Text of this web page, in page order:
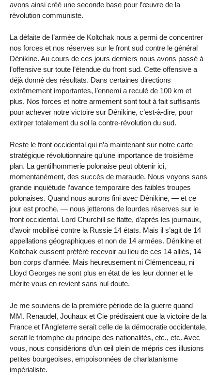
avons ainsi créé une seconde base pour l’œuvre de la
révolution communiste.
La défaite de l’armée de Koltchak nous a permi de concentrer
nos forces et nos réserves sur le front sud contre le général
Dénikine. Au cours de ces jours derniers nous avons passé à
l’offensive sur toute l’étendue du front sud. Cette offensive a
déjà donné des résultats. Dans certaines directions
extrêmement importantes, l’ennemi a reculé de 100 km et
plus. Nos forces et notre armement sont tout à fait suffisants
pour achever notre victoire sur Dénikine, c’est-à-dire, pour
extirper totalement du sol la contre-révolution du sud.
Reste le front occidental qui n’a maintenant sur notre carte
stratégique révolutionnaire qu’une importance de troisième
plan. La gentilhommerie polonaise peut obtenir ici,
momentanément, des succès de maraude. Nous voyons sans
grande inquiétude l’avance temporaire des faibles troupes
polonaises. Quand nous aurons fini avec Dénikine, — et ce
jour est proche, — nous jetterons de lourdes réserves sur le
front occidental. Lord Churchill se flatte, d’après les journaux,
d’avoir mobilisé contre la Russie 14 états. Mais il s’agit de 14
appellations géographiques et non de 14 armées. Dénikine et
Koltchak eussent préféré recevoir au lieu de ces 14 alliés, 14
bon corps d’armée. Mais heureusement ni Clémenceau, ni
Lloyd Georges ne sont plus en état de les leur donner et le
mérite vous en revient sans nul doute.
Je me souviens de la première période de la guerre quand
MM. Renaudel, Jouhaux et Cie prédisaient que la victoire de la
France et l’Angleterre serait celle de la démocratie occidentale,
serait le triomphe du principe des nationalités, etc., etc. Avec
vous, nous considérions d’un œil plein de mépris ces illusions
petites bourgeoises, empoisonnées de charlatanisme
impérialiste.